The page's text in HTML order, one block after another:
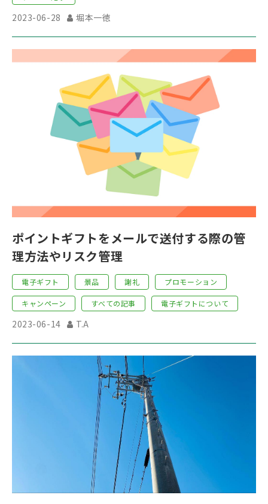
2023-06-28 堀本一徳
ポイントギフトをメールで送付する際の管
理方法やリスク管理
電子ギフト 景品 謝礼 プロモーション
キャンペーン すべての記事 電子ギフトについて
2023-06-14 T.A